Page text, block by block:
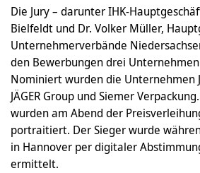
Die Jury – darunter IHK-
Bielfeldt und Dr. Volker Müller,
Unternehmerverbände
den Bewerbungen drei
Nominiert wurden die Unternehmen
JÄGER Group und Siemer
wurden am Abend der
portraitiert. Der Sieger wurde
in Hannover per digitaler
ermittelt.